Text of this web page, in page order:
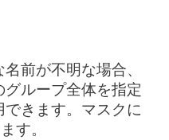
前が不明な場合、
ループ全体を指定
きます。マスクに
す。